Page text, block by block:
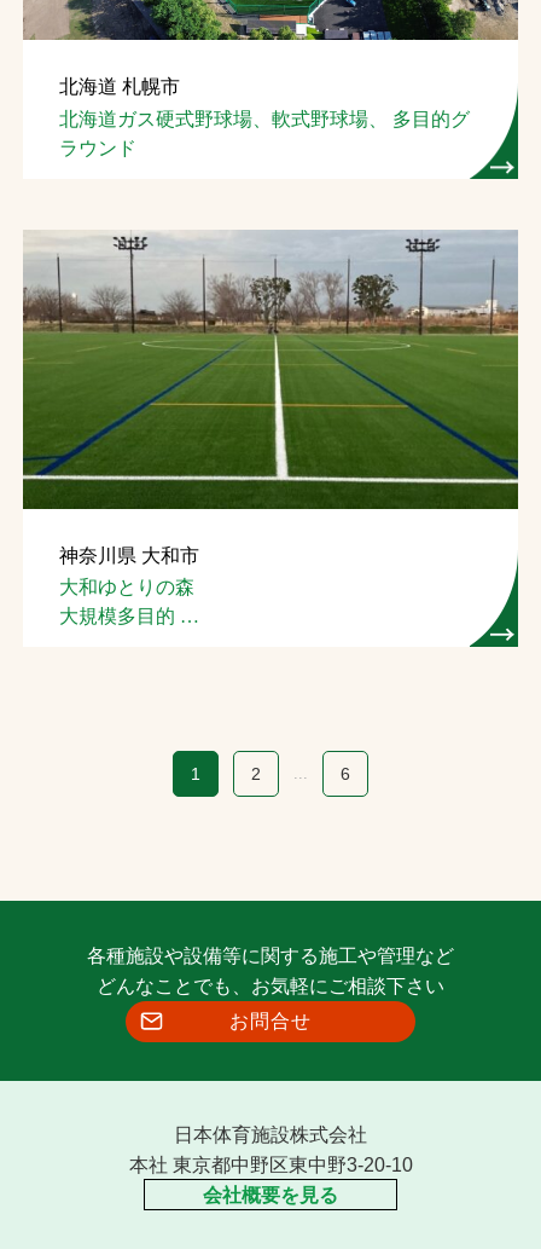
北海道 札幌市
北海道ガス硬式野球場、軟式野球場、 多目的グ
ラウンド
神奈川県 大和市
大和ゆとりの森
大規模多目的
1 2 ... 6
各種施設や設備等に関する施工や管理など
どんなことでも、お気軽にご相談下さい
お問合せ
日本体育施設株式会社
本社 東京都中野区東中野3-20-10
会社概要を見る